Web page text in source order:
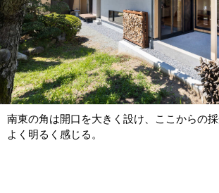
南東の角は開口を大きく設け、ここからの
よく明るく感じる。